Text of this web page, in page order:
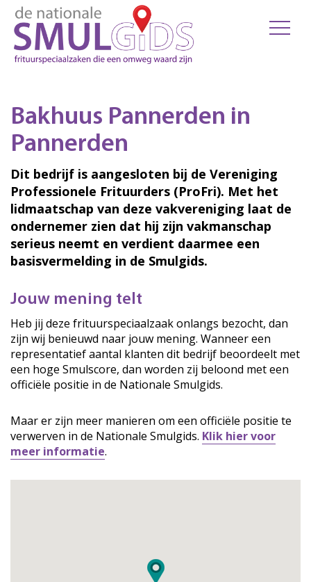
Bakhuus Pannerden in
Pannerden
Dit bedrijf is aangesloten bij de Vereniging
Professionele Frituurders (ProFri). Met het
lidmaatschap van deze vakvereniging laat de
ondernemer zien dat hij zijn vakmanschap
serieus neemt en verdient daarmee een
basisvermelding in de Smulgids.
Jouw mening telt
Heb jij deze frituurspeciaalzaak onlangs bezocht, dan
zijn wij benieuwd naar jouw mening. Wanneer een
representatief aantal klanten dit bedrijf beoordeelt met
een hoge Smulscore, dan worden zij beloond met een
officiële positie in de Nationale Smulgids.
Maar er zijn meer manieren om een officiële positie te
verwerven in de Nationale Smulgids. Klik hier voor
meer informatie.